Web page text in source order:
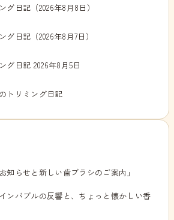
グ日記（2026年8月8日）
グ日記（2026年8月7日）
グ日記 2026年8月5日
トリミング日記
知らせと新しい歯ブラシのご案内」
ンバブルの反響と、ちょっと懐かしい香